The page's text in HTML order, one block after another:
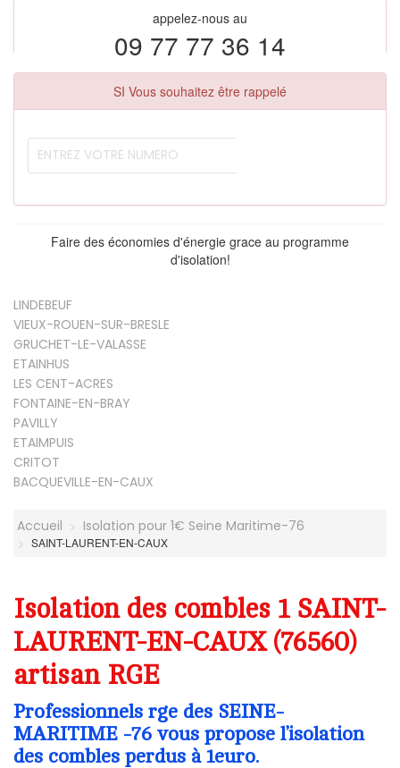
appelez-nous au
09 77 77 36 14
SI Vous souhaitez être rappelé
Faire des économies d'énergie grace au programme
d'isolation!
LINDEBEUF
VIEUX-ROUEN-SUR-BRESLE
GRUCHET-LE-VALASSE
ETAINHUS
LES CENT-ACRES
FONTAINE-EN-BRAY
PAVILLY
ETAIMPUIS
CRITOT
BACQUEVILLE-EN-CAUX
Accueil Isolation pour 1€ Seine Maritime-76
SAINT-LAURENT-EN-CAUX
Isolation des combles 1 SAINT-
LAURENT-EN-CAUX (76560)
artisan RGE
Professionnels rge des SEINE-
MARITIME -76 vous propose l’isolation
des combles perdus à 1euro.